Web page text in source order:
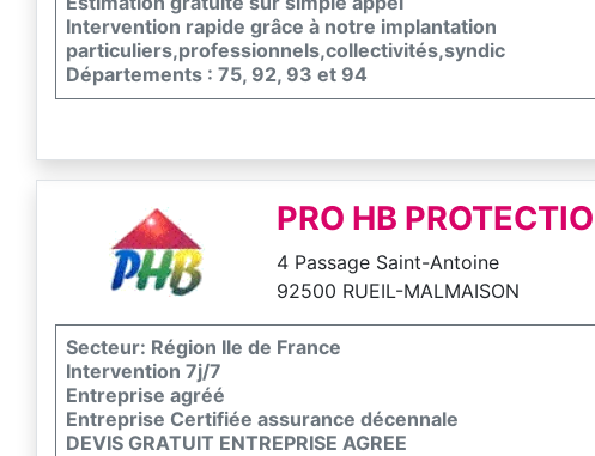
Intervention rapide grâce à notre implantation
particuliers,professionnels,collectivités,syndic
Départements : 75, 92, 93 et 94
PRO HB
4 Passage Saint-Antoine
92500 RUEIL-MALMAISON
Secteur: Région Ile de France
Intervention 7j/7
Entreprise agréé
Entreprise Certifiée assurance décennale
DEVIS GRATUIT ENTREPRISE AGREE